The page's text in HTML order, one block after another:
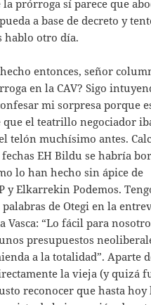
la prórroga sí parece que
a base de decreto y
hablo otro día.
entonces, señor
en la CAV? Sigo
mi sorpresa porque
que el teatrillo negociador
telón muchísimo antes.
fechas EH Bildu se habría
lo han hecho sin ápice de
y Elkarrekin Podemos.
palabras de Otegi en la
Vasca: “Lo fácil para
presupuestos
a la totalidad”. Aparte
la vieja (y quizá
reconocer que hasta hoy